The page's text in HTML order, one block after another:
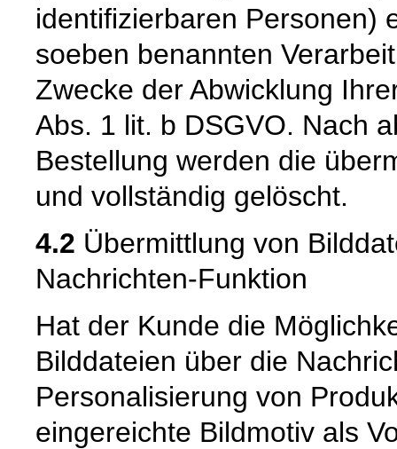
identifizierbaren Personen)
soeben benannten
Zwecke der Abwicklung
Abs. 1 lit. b DSGVO. Nach
Bestellung werden die
und vollständig gelöscht.
4.2 Übermittlung von
Nachrichten-Funktion
Hat der Kunde die
Bilddateien über die
Personalisierung von
eingereichte Bildmotiv als